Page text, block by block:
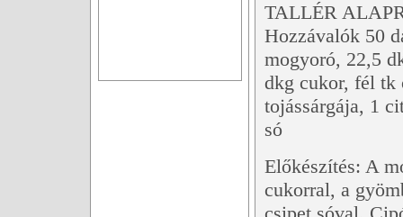
TALLÉR
Hozzávalók 50
mogyoró, 22,5
dkg cukor, fél tk
tojássárgája, 1
só
Előkészítés: A
cukorral, a